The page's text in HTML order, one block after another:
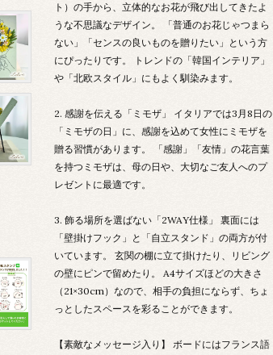
ト）の手から、立体的なお花が飛び出してきたよ
うな不思議なデザイン。 「普通のお花じゃつまら
ない」「センスの良いものを贈りたい」という方
にぴったりです。 トレンドの「韓国インテリア」
や「北欧スタイル」にもよく馴染みます。
2. 感謝を伝える「ミモザ」 イタリアでは3月8日の
「ミモザの日」に、感謝を込めて女性にミモザを
贈る習慣があります。 「感謝」「友情」の花言葉
を持つミモザは、母の日や、大切なご友人へのプ
レゼントに最適です。
3. 飾る場所を選ばない「2WAY仕様」 裏面には
「壁掛けフック」と「自立スタンド」の両方が付
いています。 玄関の棚に立て掛けたり、リビング
の壁にピンで留めたり。 A4サイズほどの大きさ
（21×30cm）なので、相手の負担にならず、ちょ
っとしたスペースを彩ることができます。
【素敵なメッセージ入り】 ボードにはフランス語